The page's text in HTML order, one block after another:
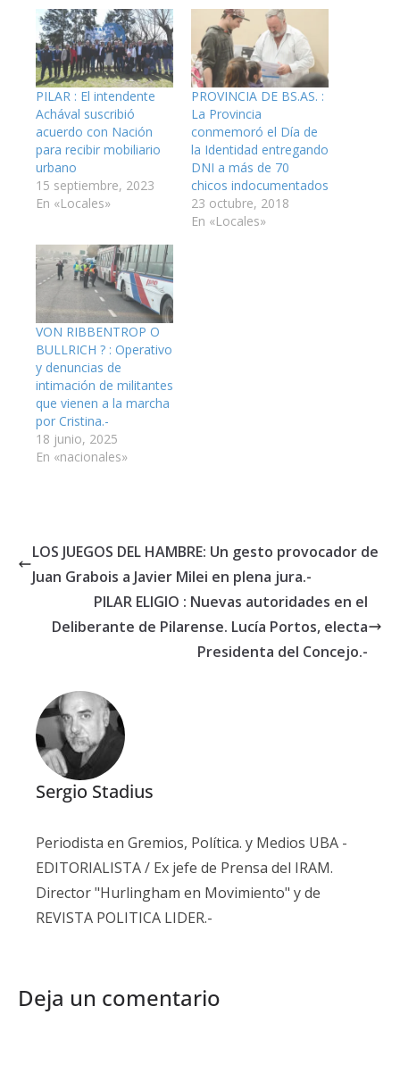
PILAR : El intendente
Achával suscribió
acuerdo con Nación
para recibir mobiliario
urbano
15 septiembre, 2023
En «Locales»
PROVINCIA DE BS.AS. :
La Provincia
conmemoró el Día de
la Identidad entregando
DNI a más de 70
chicos indocumentados
23 octubre, 2018
En «Locales»
VON RIBBENTROP O
BULLRICH ? : Operativo
y denuncias de
intimación de militantes
que vienen a la marcha
por Cristina.-
18 junio, 2025
En «nacionales»
LOS JUEGOS DEL HAMBRE: Un gesto provocador de
Juan Grabois a Javier Milei en plena jura.-
PILAR ELIGIO : Nuevas autoridades en el
Deliberante de Pilarense. Lucía Portos, electa
Presidenta del Concejo.-
Sergio Stadius
Periodista en Gremios, Política. y Medios UBA -
EDITORIALISTA / Ex jefe de Prensa del IRAM.
Director "Hurlingham en Movimiento" y de
REVISTA POLITICA LIDER.-
Deja un comentario